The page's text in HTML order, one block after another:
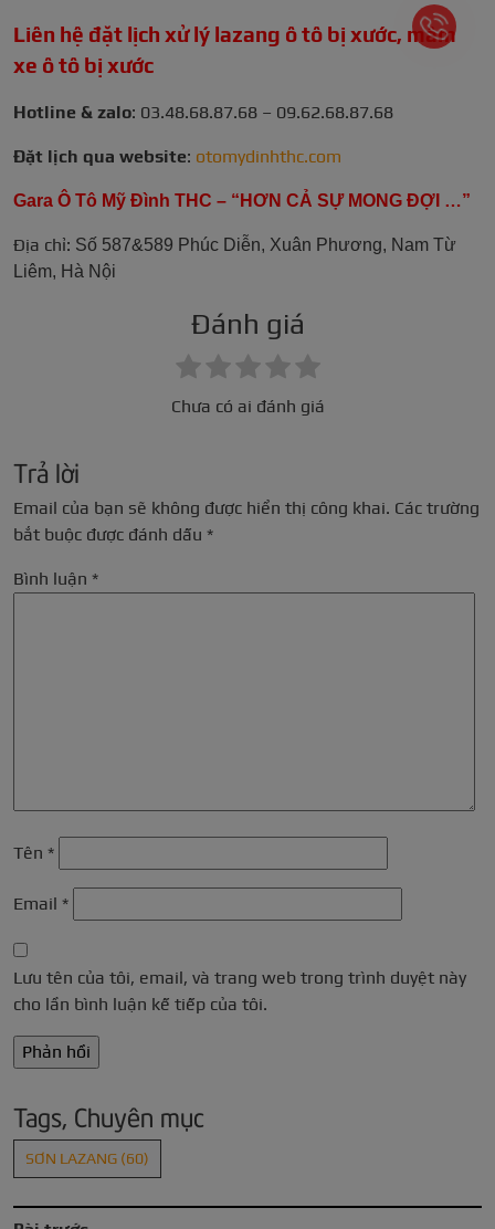
Liên hệ đặt lịch xử lý lazang ô tô bị xước, mâm
xe ô tô bị xước
Hotline & zalo: 03.48.68.87.68 – 09.62.68.87.68
Đặt lịch qua website: otomydinhthc.com
Gara Ô Tô Mỹ Đình THC – “HƠN CẢ SỰ MONG ĐỢI …”
Địa chỉ: Số 587&589 Phúc Diễn, Xuân Phương, Nam Từ
Liêm, Hà Nội
Đánh giá
Chưa có ai đánh giá
Trả lời
Email của bạn sẽ không được hiển thị công khai. Các trường
bắt buộc được đánh dấu *
Bình luận *
Tên *
Email *
Lưu tên của tôi, email, và trang web trong trình duyệt này
cho lần bình luận kế tiếp của tôi.
Tags, Chuyên mục
SƠN LAZANG (60)